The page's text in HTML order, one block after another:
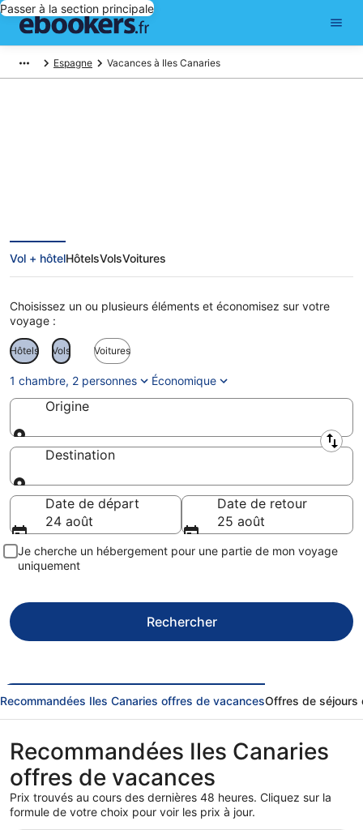
Passer à la section principale
Espagne Vacances à Iles Canaries
Vol + hôtelHôtelsVolsVoitures
Choisissez un ou plusieurs éléments et économisez sur votre
voyage :
Hôtels Vols Voitures
1 chambre, 2 personnes Économique
Origine
Origine
Destination
Destination
Date de départ
24 août
Date de retour
25 août
Je cherche un hébergement pour une partie de mon voyage
uniquement
Rechercher
Recommandées Iles Canaries offres de vacancesOffres de séjours
Recommandées Iles Canaries
offres de vacances
Prix trouvés au cours des dernières 48 heures. Cliquez sur la
formule de votre choix pour voir les prix à jour.